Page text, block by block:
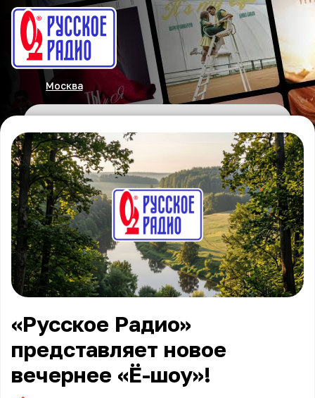
Москва
«Русское Радио»
представляет новое
вечернее «Ё-шоу»!